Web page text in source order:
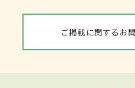
ご掲載に関するお